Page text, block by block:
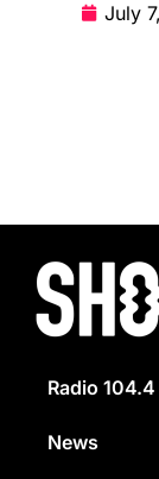
July
Radio 104.4
News